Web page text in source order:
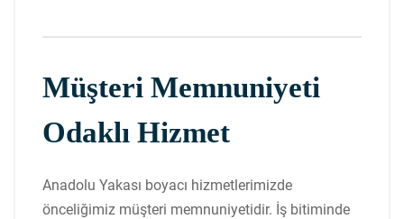
Müşteri Memnuniyeti
Odaklı Hizmet
Anadolu Yakası boyacı hizmetlerimizde
önceliğimiz müşteri memnuniyetidir. İş bitiminde